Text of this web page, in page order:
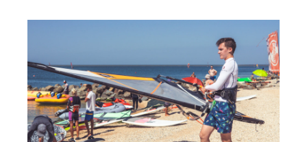
Медиа архив
Видео
Цены
Обучение виндсерфингу